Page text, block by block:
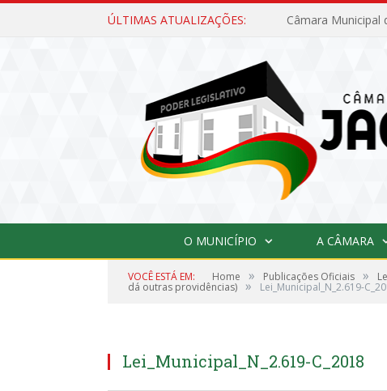
ÚLTIMAS ATUALIZAÇÕES:
O MUNICÍPIO A CÂMARA
VOCÊ ESTÁ EM: Home » Publicações Oficiais »
dá outras providências) » Lei_Municipal_N_2.619-
Lei_Municipal_N_2.619-C_2018